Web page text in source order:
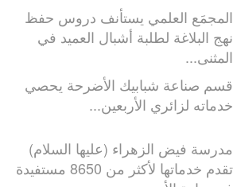
المجمَع العلمي يستأنف دروس حفظ
نهج البلاغة لطلبة أشبال العميد في
المثنى...
قسم صناعة شبابيك الأضرحة يحصي
خدماته لزائري الأربعين...
مدرسة فيض الزهراء (عليها السلام)
تقدم خدماتها لأكثر من 8650 مستفيدة